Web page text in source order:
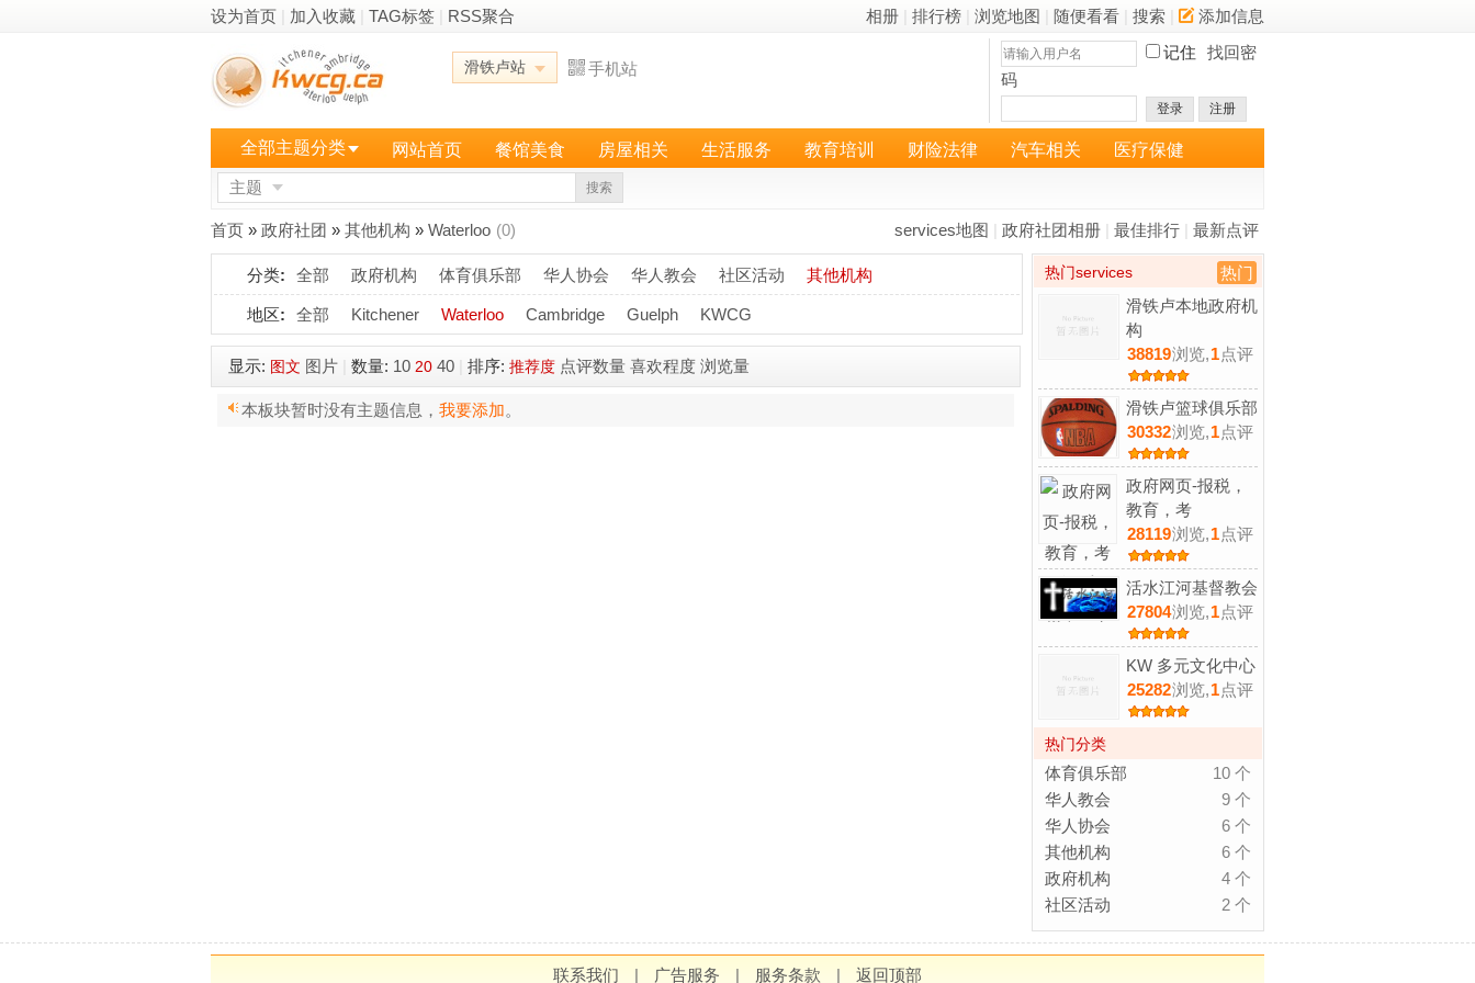
设为首页 加入收藏 TAG标签 RSS聚合 相册 排行榜 浏览地图 随便看看 搜索 添加信息
滑铁卢站 手机站
记住
找回密
码
登录 注册
全部主题分类 网站首页 餐馆美食 房屋相关 生活服务 教育培训 财险法律 汽车相关 医疗保健
主题 搜索
services地图 政府社团相册 最佳排行 最新点评
首页 » 政府社团 » 其他机构 » Waterloo (0)
分类: 全部 政府机构 体育俱乐部 华人协会 华人教会 社区活动 其他机构
地区: 全部 Kitchener Waterloo Cambridge Guelph KWCG
显示: 图文 图片 数量: 10 20 40 排序: 推荐度 点评数量 喜欢程度 浏览量
本板块暂时没有主题信息， 我要添加。
热门
热门services
滑铁卢本地政府机
构
38819浏览,1点评
滑铁卢篮球俱乐部
30332浏览,1点评
政府网页-报税，
教育，考
28119浏览,1点评
活水江河基督教会
27804浏览,1点评
KW 多元文化中心
25282浏览,1点评
热门分类
10 个
体育俱乐部
9 个
华人教会
6 个
华人协会
6 个
其他机构
4 个
政府机构
2 个
社区活动
联系我们 | 广告服务 | 服务条款 | 返回顶部